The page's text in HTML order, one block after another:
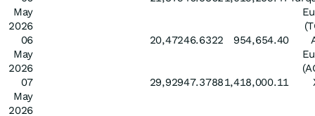
May
2026
06
May
2026
20,47246.6322 954,654.40
07
May
2026
29,92947.37881,418,000.11